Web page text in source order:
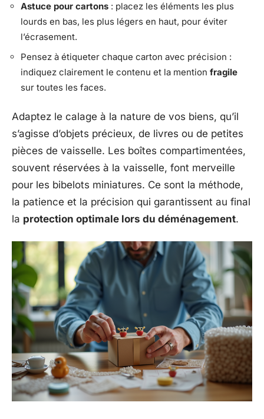
Astuce pour cartons : placez les éléments les plus
lourds en bas, les plus légers en haut, pour éviter
l’écrasement.
Pensez à étiqueter chaque carton avec précision :
indiquez clairement le contenu et la mention fragile
sur toutes les faces.
Adaptez le calage à la nature de vos biens, qu’il
s’agisse d’objets précieux, de livres ou de petites
pièces de vaisselle. Les boîtes compartimentées,
souvent réservées à la vaisselle, font merveille
pour les bibelots miniatures. Ce sont la méthode,
la patience et la précision qui garantissent au final
la protection optimale lors du déménagement.